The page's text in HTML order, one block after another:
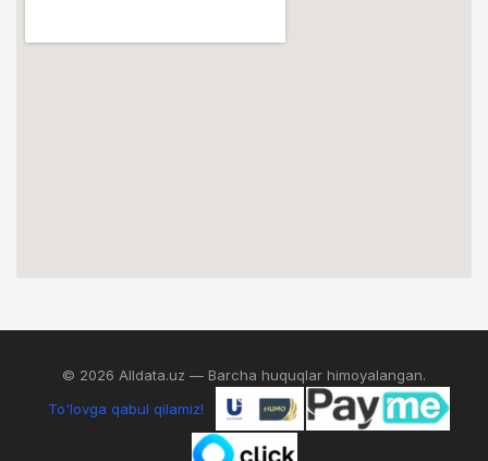
© 2026 Alldata.uz — Barcha huquqlar himoyalangan.
To'lovga qabul qilamiz!